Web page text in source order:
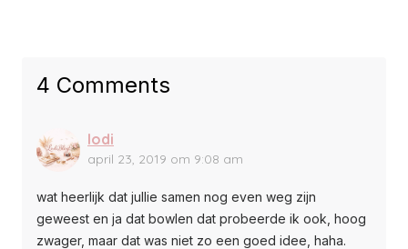
4 Comments
lodi
april 23, 2019 om 9:08 am
wat heerlijk dat jullie samen nog even weg zijn
geweest en ja dat bowlen dat probeerde ik ook, hoog
zwager, maar dat was niet zo een goed idee, haha.